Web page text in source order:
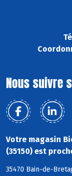
Nous suivre
Votre magasin
(35150) est
35470 Bain-de-